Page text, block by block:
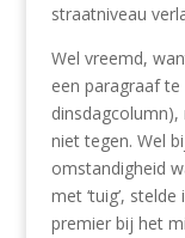
straatniveau
Wel vreemd,
een paragraaf
dinsdagcolumn),
niet tegen. Wel
omstandigheid
met ‘tuig’,
premier bij het